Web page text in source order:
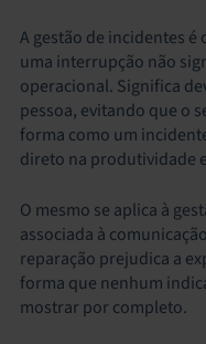
A gestão de incidentes
uma interrupção não
operacional. Significa
pessoa, evitando que o
forma como um
direto na produtividade
O mesmo se aplica à
associada à
reparação prejudica a
forma que nenhum
mostrar por completo.